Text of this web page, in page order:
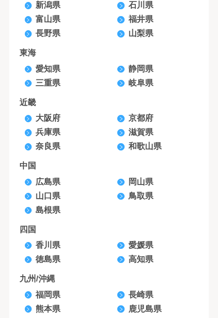
新潟県
石川県
富山県
福井県
長野県
山梨県
東海
愛知県
静岡県
三重県
岐阜県
近畿
大阪府
京都府
兵庫県
滋賀県
奈良県
和歌山県
中国
広島県
岡山県
山口県
鳥取県
島根県
四国
香川県
愛媛県
徳島県
高知県
九州/沖縄
福岡県
長崎県
熊本県
鹿児島県